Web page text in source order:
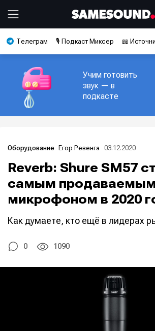
Телеграм 🎙️ Подкаст Миксер 📖
Учим готовить
звук — в
подкасте
Оборудование Егор Ревенга 03.12.2020
Reverb: Shure SM57
самым
микрофоном в 2020
Как думаете, кто ещё в лидерах
0 1090